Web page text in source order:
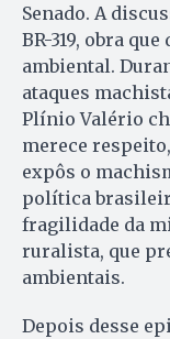
Senado. A
BR-319, obra
ambiental.
ataques
Plínio Valério
merece
expôs o
política
fragilidade da
ruralista, que
ambientais.
Depois desse